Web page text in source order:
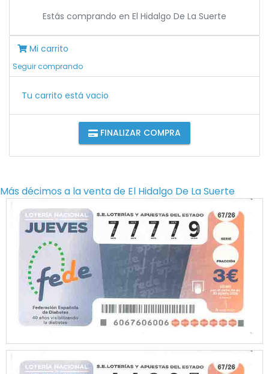
Estás comprando en El Hidalgo De La Suerte
Mi carrito
Seguir comprando
Tu carrito está vacio
FINALIZAR COMPRA
Más décimos a la venta de El Hidalgo De La Suerte